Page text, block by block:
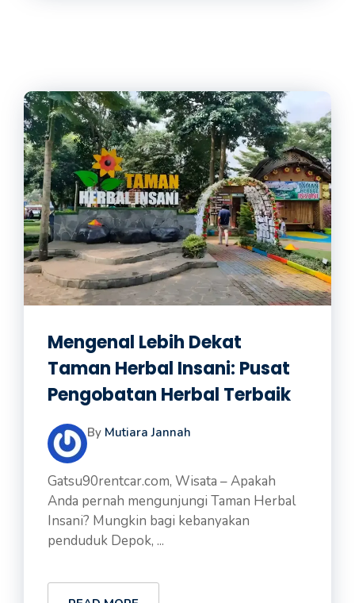
Mengenal Lebih Dekat
Taman Herbal Insani: Pusat
Pengobatan Herbal Terbaik
By Mutiara Jannah
Gatsu90rentcar.com, Wisata – Apakah
Anda pernah mengunjungi Taman Herbal
Insani? Mungkin bagi kebanyakan
penduduk Depok, ...